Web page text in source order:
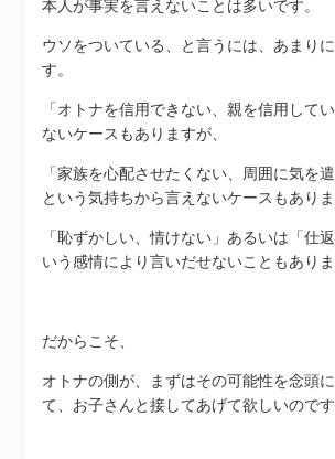
本人が事実を言えないことは多いです。
ウソをついている、と言うには、あまり
す。
「オトナを信用できない、親を信用して
ないケースもありますが、
「家族を心配させたくない、周囲に気を
という気持ちから言えないケースもありま
「恥ずかしい、情けない」あるいは「仕
いう感情により言いだせないこともありま
だからこそ、
オトナの側が、まずはその可能性を念頭
て、お子さんと接してあげて欲しいのです